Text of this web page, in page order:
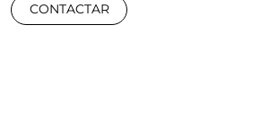
CONTACTAR